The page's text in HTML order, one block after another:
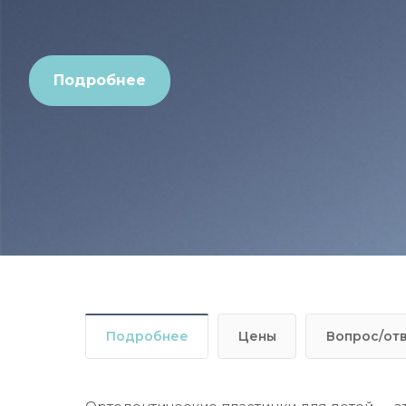
Подробнее
Подробнее Цены Вопрос/